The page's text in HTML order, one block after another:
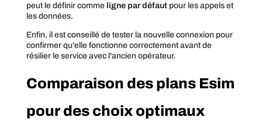
peut le définir comme ligne par défautpour les appels et
les données.
Enfin, il est conseillé de tester la nouvelle connexion pour
confirmer qu'elle fonctionne correctement avant de
résilier le service avec l'ancien opérateur.
Comparaison des plans Esim
pour des choix optimaux